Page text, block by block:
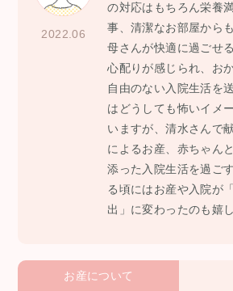
2022.06
の対応はもちろん栄養
事、清潔なお部屋から
母さんが快適に過ごせ
心配りが感じられ、お
自由のない入院生活を
はどうしても怖いイメ
いますが、清水さんで
によるお産、赤ちゃん
添った入院生活を過ご
る頃にはお産や入院が
出」に変わったのも嬉
お産について